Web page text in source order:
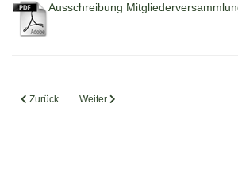
Ausschreibung
Vorheriger Beitrag: Wettkampftermine 2023
Zurück Nächster Beitrag: Wettkampftermine
Weiter